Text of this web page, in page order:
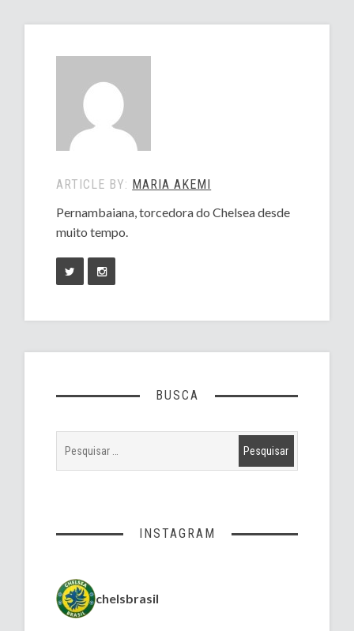
ARTICLE BY: MARIA AKEMI
Pernambaiana, torcedora do Chelsea desde
muito tempo.
BUSCA
INSTAGRAM
chelsbrasil